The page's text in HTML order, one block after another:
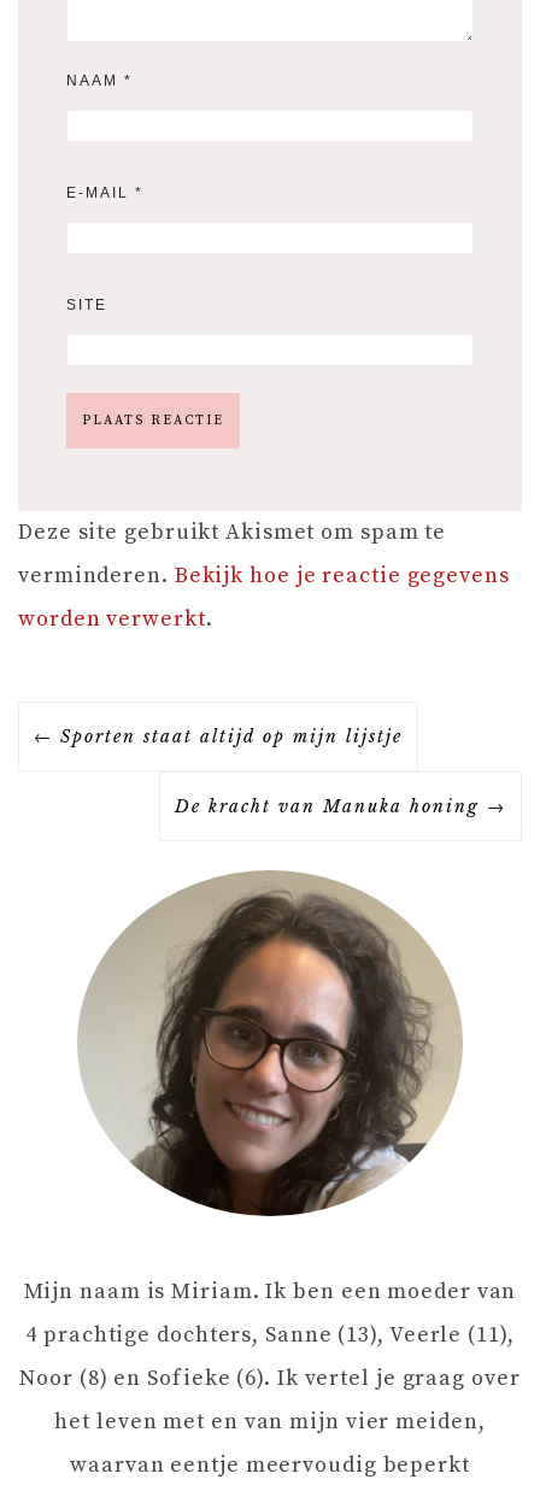
NAAM *
E-MAIL *
SITE
Deze site gebruikt Akismet om spam te
verminderen. Bekijk hoe je reactie gegevens
worden verwerkt.
B
V
I
Sporten staat altijd op mijn lijstje
De kracht van Manuka honing
Mijn naam is Miriam. Ik ben een moeder van
4 prachtige dochters, Sanne (13), Veerle (11),
Noor (8) en Sofieke (6). Ik vertel je graag over
het leven met en van mijn vier meiden,
waarvan eentje meervoudig beperkt